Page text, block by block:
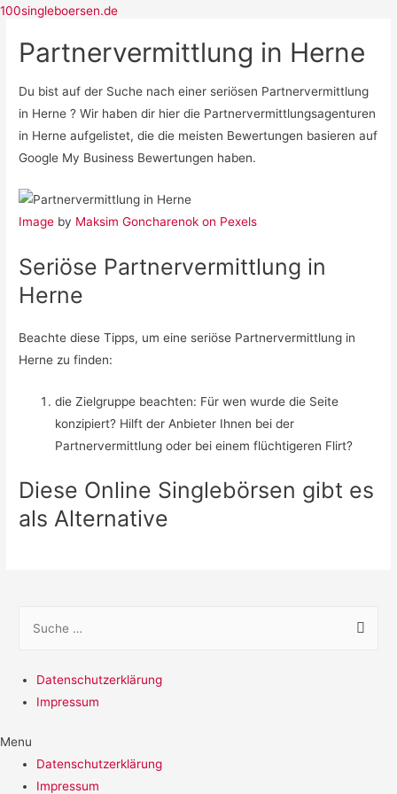
100singleboersen.de
Bildkontakte
Dating Cafe
neu.de
Partnervermittlung
eDarling
Casual Dating
C-Date
Partnervermittlung in Herne
Du bist auf der Suche nach einer seriösen Partnervermittlung
in Herne ? Wir haben dir hier die Partnervermittlungsagenturen
in Herne aufgelistet, die die meisten Bewertungen basieren auf
Google My Business Bewertungen haben.
Image by Maksim Goncharenok on Pexels
Seriöse Partnervermittlung in
Herne
Beachte diese Tipps, um eine seriöse Partnervermittlung in
Herne zu finden:
die Zielgruppe beachten: Für wen wurde die Seite
konzipiert? Hilft der Anbieter Ihnen bei der
Partnervermittlung oder bei einem flüchtigeren Flirt?
Diese Online Singlebörsen gibt es
als Alternative
n
a
c
Datenschutzerklärung
Impressum
Menu
Datenschutzerklärung
Impressum